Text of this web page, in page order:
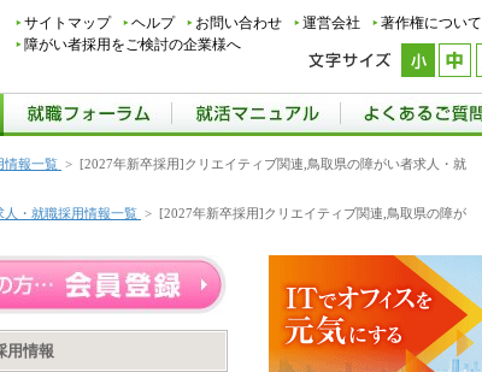
サイトマップ ヘルプ お問い合わせ 運営会社
著作権について
障がい者採用をご検討の企業様へ
情報一覧 > [2027年新卒採用]クリエイティブ関連,鳥取県の障がい者求人・就
人・就職採用情報一覧 > [2027年新卒採用]クリエイティブ関連,鳥取県の障が
用情報